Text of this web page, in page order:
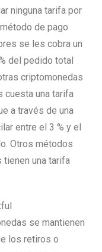
ninguna tarifa por
de pago
se les cobra un
del pedido total
criptomonedas
cuesta una tarifa
a través de una
entre el 3 % y el
Otros métodos
una tarifa
se mantienen
los retiros o